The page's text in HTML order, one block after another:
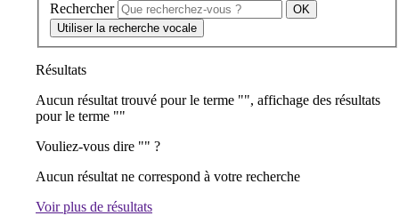
Rechercher
Utiliser la recherche vocale
Résultats
Aucun résultat trouvé pour le terme "", affichage des résultats
pour le terme ""
Vouliez-vous dire "" ?
Aucun résultat ne correspond à votre recherche
Voir plus de résultats